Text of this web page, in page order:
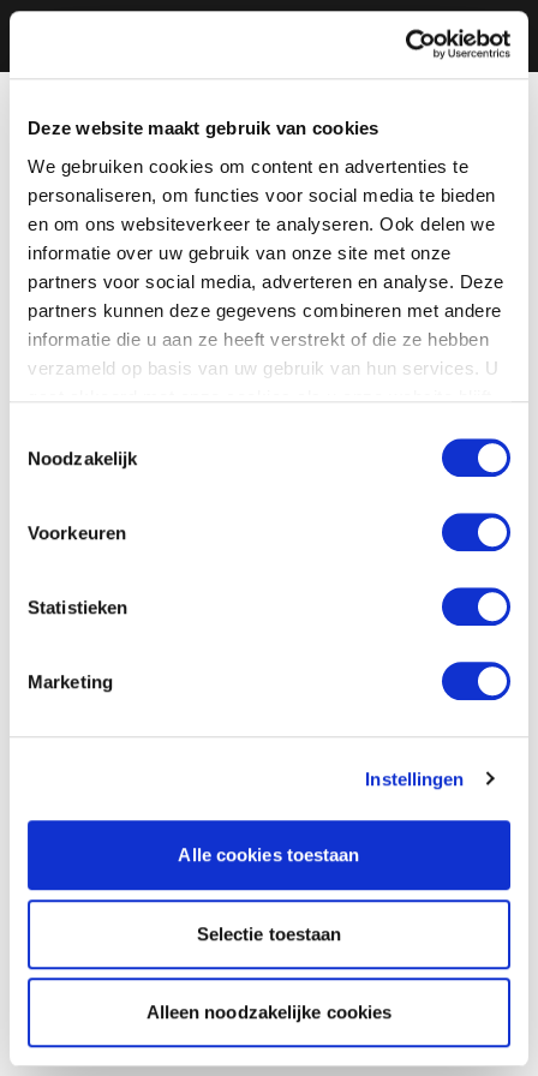
Deze website maakt gebruik van cookies
We gebruiken cookies om content en advertenties te
personaliseren, om functies voor social media te bieden
en om ons websiteverkeer te analyseren. Ook delen we
informatie over uw gebruik van onze site met onze
partners voor social media, adverteren en analyse. Deze
partners kunnen deze gegevens combineren met andere
informatie die u aan ze heeft verstrekt of die ze hebben
verzameld op basis van uw gebruik van hun services. U
Noodzakelijk
Voorkeuren
Statistieken
Marketing
Instellingen
Alle cookies toestaan
Selectie toestaan
Alleen noodzakelijke cookies